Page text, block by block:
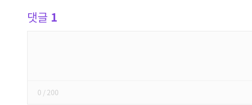
댓글 1
0 / 200